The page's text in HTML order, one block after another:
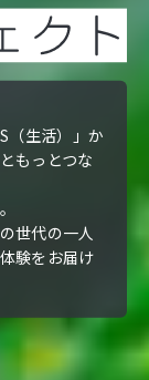
（生活）」か
もっとつな
世代の一人
験をお届け